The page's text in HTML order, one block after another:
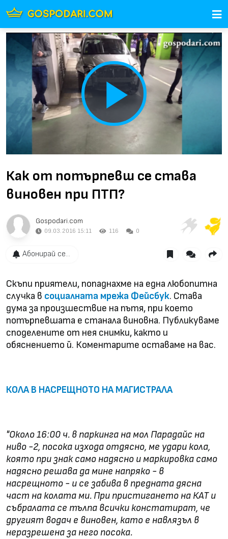
Play
Video
Как от потърпевш се става
виновен при ПТП?
Gospodari.com
09.03.2016 15:11 116 0
Абонирай се...
Скъпи приятели, попаднахме на една любопитна
случка в социалната мрежа Фейсбук. Става
дума за произшествие на пътя, при което
потърпевшата е станала виновна. Публикуваме
споделените от нея снимки, както и
обяснението й. Коментарите оставаме на вас.
КОЛА В НАСРЕЩНОТО НА МАГИСТРАЛА
"Около 16:00 ч. в паркинга на мол Парадайс на
ниво -2, посока изхода отдясно, ме удари кола,
която при знак само надясно и маркировка само
надясно решава да мине напряко - в
насрещното - и се забива в предната дясна
част на колата ми. При пристигането на КАТ и
събралата се тълпа всички констатират, че
другият водач е виновен, като е навлязъл в
неразрешена за него посока.